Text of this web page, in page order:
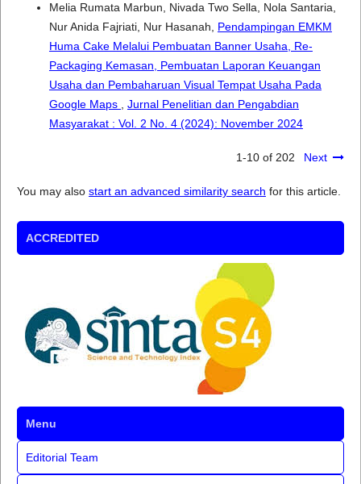
Melia Rumata Marbun, Nivada Two Sella, Nola Santaria,
Nur Anida Fajriati, Nur Hasanah, Pendampingan EMKM
Huma Cake Melalui Pembuatan Banner Usaha, Re-
Packaging Kemasan, Pembuatan Laporan Keuangan
Usaha dan Pembaharuan Visual Tempat Usaha Pada
Google Maps
Jurnal Penelitian dan Pengabdian
Masyarakat : Vol. 2 No. 4 (2024): November 2024
1-10 of 202 Next
You may also start an advanced similarity search for this article.
ACCREDITED
Menu
Editorial Team